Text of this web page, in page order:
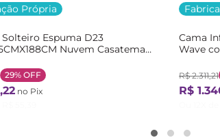
Própria
Espuma D23
Nuvem Casatema
29%OFF
,22no Pix
Cama
Wave
R$ 2.311,21
R$ 1.